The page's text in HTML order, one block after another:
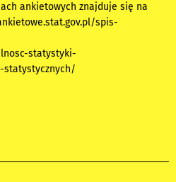
ankietowych znajduje się na
spis-
statystyki-
statystycznych/